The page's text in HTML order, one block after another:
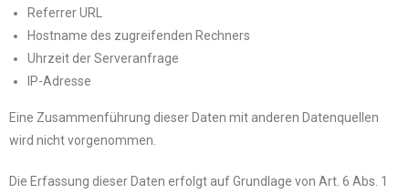
Referrer URL
Hostname des zugreifenden Rechners
Uhrzeit der Serveranfrage
IP-Adresse
Eine Zusammenführung dieser Daten mit anderen Datenquellen
wird nicht vorgenommen.
Die Erfassung dieser Daten erfolgt auf Grundlage von Art. 6 Abs. 1